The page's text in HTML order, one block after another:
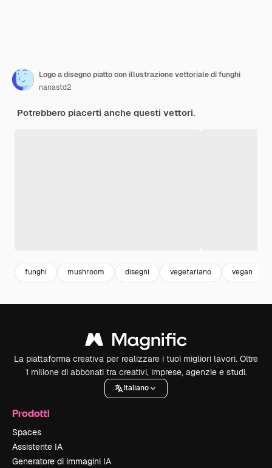
Logo a disegno piatto con illustrazione vettoriale di funghi
nanastd2
Potrebbero piacerti anche questi vettori.
funghi mushroom disegni vegetariano vegan
La piattaforma creativa per realizzare i tuoi migliori lavori. Oltre
1 milione di abbonati tra creativi, imprese, agenzie e studi.
Italiano
Prodotti
Spaces
Assistente IA
Generatore di immagini IA